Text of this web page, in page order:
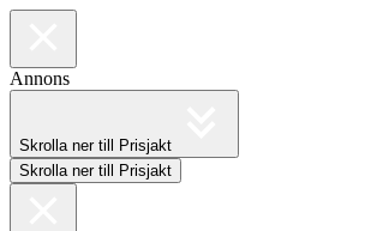
Annons
Skrolla ner till Prisjakt
Skrolla ner till Prisjakt